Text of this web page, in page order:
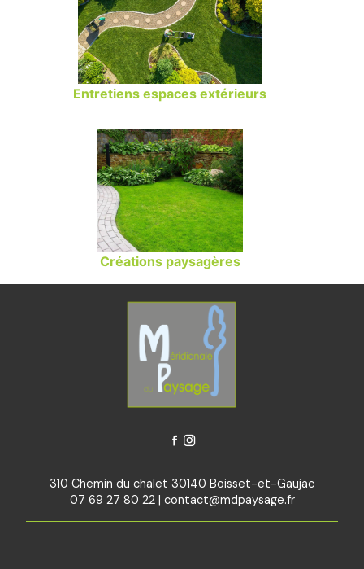
Entretiens espaces extérieurs
Créations paysagères
310 Chemin du chalet 30140 Boisset-et-Gaujac
07 69 27 80 22| contact@mdpaysage.fr